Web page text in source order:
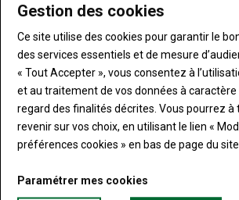
compte pour accéder à tout
Touraine.
Lien
Gestion des cookies
Ce site utilise des cookies pour garantir le
des services essentiels et de mesure
« Tout Accepter », vous consentez à
et au traitement de vos données à caractère
regard des finalités décrites. Vous pourrez
revenir sur vos choix, en utilisant le lien «
préférences cookies » en bas de page du site.
Paramétrer mes cookies